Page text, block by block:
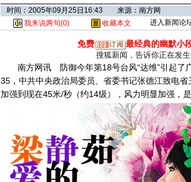
时间：2005年09月25日16:43 来源：南方网
我来说两句(0) 收藏本文 进入新闻论
免费 最经典的幽默小
搜狐新闻，告诉你正在发生
南方网讯 防御今年第18号台风“达维”引起了广
35，中共中央政治局委员、省委书记张德江致电
加强到现在45米/秒（约14级），风力明显加强，